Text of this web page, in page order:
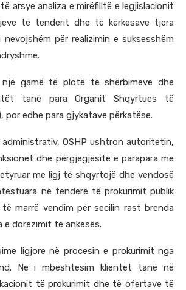
arsye analiza e mirëfilltë e legjislacionit
të tenderit dhe të kërkesave tjera
për realizimin e suksesshëm
gamë të plotë të shërbimeve dhe
tanë para Organit Shqyrtues të
por edhe para gjykatave përkatëse.
administrativ, OSHP ushtron autoritetin,
dhe përgjegjësitë e parapara me
me ligj të shqyrtojë dhe vendosë
në tenderë të prokurimit publik
marrë vendim për secilin rast brenda
dorëzimit të ankesës.
ligjore në procesin e prokurimit nga
Ne i mbështesim klientët tanë në
të prokurimit dhe të ofertave të